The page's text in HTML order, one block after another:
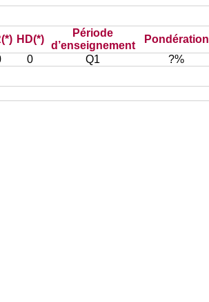
HD(*)
Période
d’enseignement
Pondération
0 Q1 ?%